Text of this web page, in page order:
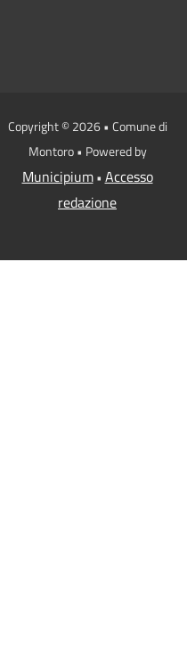
Copyright © 2026 • Comune di
Montoro • Powered by
Municipium• Accesso
redazione